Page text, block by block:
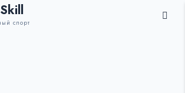
спорт